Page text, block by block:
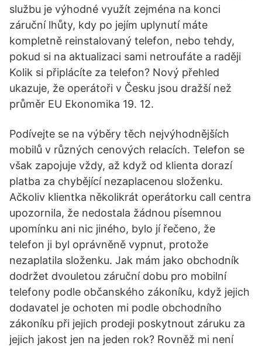
službu je výhodné využít zejména na konci
záruční lhůty, kdy po jejím uplynutí máte
kompletně reinstalovaný telefon, nebo tehdy,
pokud si na aktualizaci sami netroufáte a raději
Kolik si připlácíte za telefon? Nový přehled
ukazuje, že operátoři v Česku jsou dražší než
průměr EU Ekonomika 19. 12.
Podívejte se na výběry těch nejvýhodnějších
mobilů v různých cenových relacích. Telefon se
však zapojuje vždy, až když od klienta dorazí
platba za chybějící nezaplacenou složenku.
Ačkoliv klientka několikrát operátorku call centra
upozornila, že nedostala žádnou písemnou
upomínku ani nic jiného, bylo jí řečeno, že
telefon ji byl oprávněně vypnut, protože
nezaplatila složenku. Jak mám jako obchodník
dodržet dvouletou záruční dobu pro mobilní
telefony podle občanského zákoníku, když jejich
dodavatel je ochoten mi podle obchodního
zákoníku při jejich prodeji poskytnout záruku za
jejich jakost jen na jeden rok? Rovněž mi není